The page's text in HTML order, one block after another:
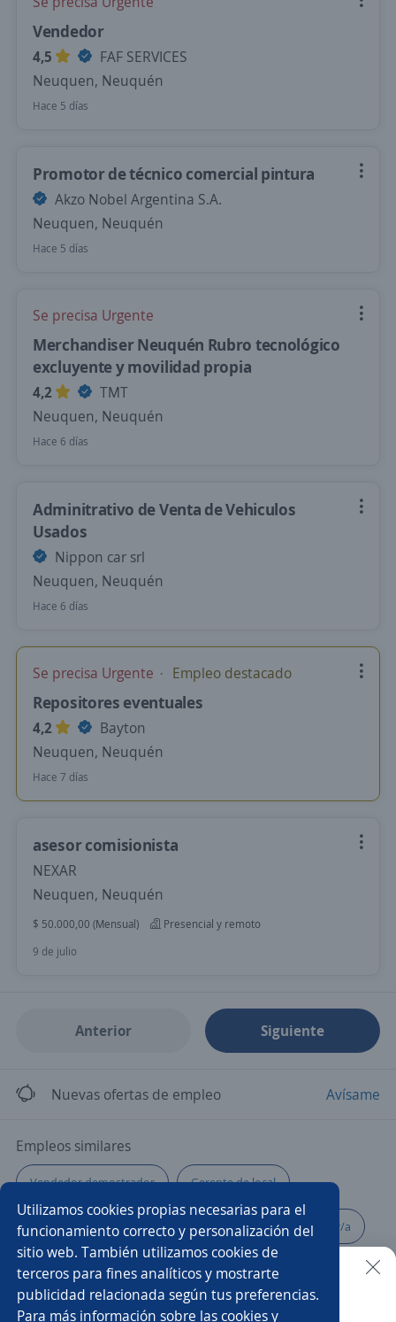
Utilizamos cookies propias necesarias para el
funcionamiento correcto y personalización del
sitio web. También utilizamos cookies de
terceros para fines analíticos y mostrarte
publicidad relacionada según tus preferencias.
Para más información sobre las cookies y
Vendedor
4,5
FAF SERVICES
Neuquen, Neuquén
Hace 5 días
Promotor de técnico comercial pintura
Akzo Nobel Argentina S.A.
Neuquen, Neuquén
Hace 5 días
Se precisa Urgente
Merchandiser Neuquén Rubro tecnológico
excluyente y movilidad propia
4,2
TMT
Neuquen, Neuquén
Hace 6 días
Adminitrativo de Venta de Vehiculos
Usados
Nippon car srl
Neuquen, Neuquén
Hace 6 días
Se precisa Urgente Empleo destacado
Repositores eventuales
4,2
Bayton
Neuquen, Neuquén
Hace 7 días
asesor comisionista
NEXAR
Neuquen, Neuquén
$ 50.000,00 (Mensual)
Presencial y remoto
9 de julio
Anterior Siguiente
Nuevas ofertas de empleo Avísame
Empleos similares
Vendedor demostrador Gerente de local
Vendedor/a de salón Responsables Supervisor/a
Comercial responsable zona Atención al cliente
Supervisor/a de ventas Ejecutivo/a
Buscar es más fácil en la app